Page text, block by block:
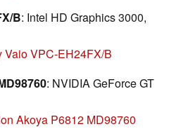
B: Intel HD Graphics 3000,
Vaio VPC-EH24FX/B
: NVIDIA GeForce GT
Akoya P6812 MD98760